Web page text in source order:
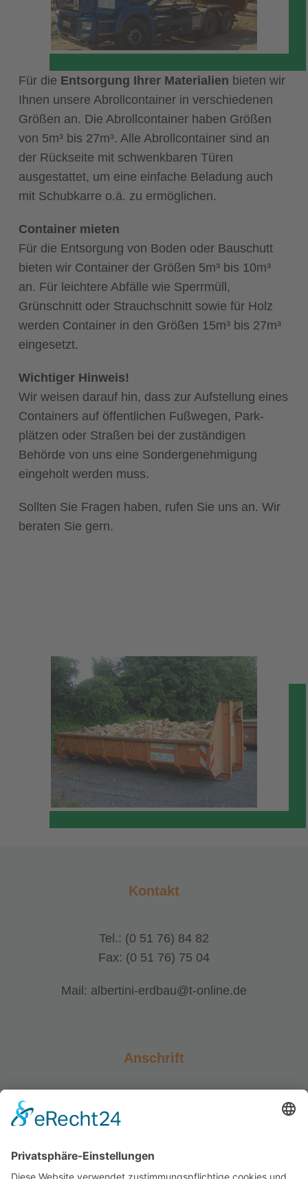
Für die Entsorgung Ihrer Materialien bieten wir
Ihnen unsere Abroll­container in verschiedenen
Größen an. Die Abroll­container haben Größen
von 5m³ bis 27m³. Alle Abroll­container sind an
der Rückseite mit schwenkbaren Türen
ausgestattet, um eine einfache Beladung auch
mit Schubkarre o.ä. zu ermöglichen.
Container mieten
Für die Entsorgung von Boden oder Bau­schutt
bieten wir Container der Größen 5m³ bis 10m³
an. Für leichtere Abfälle wie Sperrmüll,
Grünschnitt oder Strauch­schnitt sowie für Holz
werden Container in den Größen 15m³ bis 27m³
ein­­gesetzt.
Wichtiger Hinweis!
Wir weisen darauf hin, dass zur Aufstellung eines
Containers auf öffentlichen Fußwegen, Park­­
plätzen oder Straßen bei der zuständigen
Behörde von uns eine Sonder­genehmigung
eingeholt werden muss.
Sollten Sie Fragen haben, rufen Sie uns an. Wir
beraten Sie gern.
Kontakt
Tel.: (0 51 76) 84 82
Fax: (0 51 76) 75 04
Mail: albertini-erdbau@t-online.de
Anschrift
31234 Edemissen/Oelheim